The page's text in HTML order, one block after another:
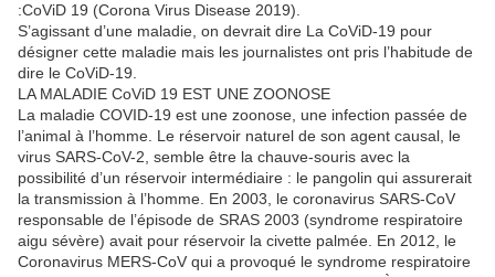
:CoViD 19 (Corona Virus Disease 2019).
S’agissant d’une maladie, on devrait dire La CoViD-19 pour
désigner cette maladie mais les journalistes ont pris l’habitude de
dire le CoViD-19.
LA MALADIE CoViD 19 EST UNE ZOONOSE
La maladie COVID-19 est une zoonose, une infection passée de
l’animal à l’homme. Le réservoir naturel de son agent causal, le
virus SARS-CoV-2, semble être la chauve-souris avec la
possibilité d’un réservoir intermédiaire : le pangolin qui assurerait
la transmission à l’homme. En 2003, le coronavirus SARS-CoV
responsable de l’épisode de SRAS 2003 (syndrome respiratoire
aigu sévère) avait pour réservoir la civette palmée. En 2012, le
Coronavirus MERS-CoV qui a provoqué le syndrome respiratoire